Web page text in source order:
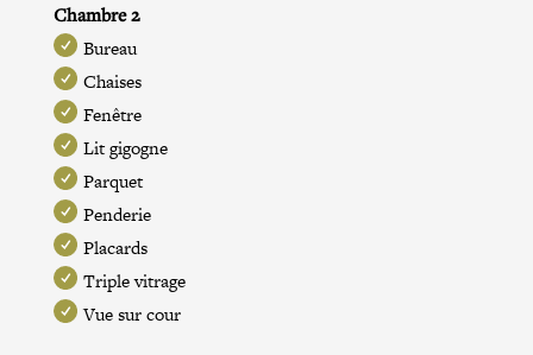
Chambre 2
Bureau
Chaises
Fenêtre
Lit gigogne
Parquet
Penderie
Placards
Triple vitrage
Vue sur cour